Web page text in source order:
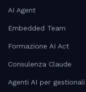
AI Agent
Embedded Team
Formazione AI Act
Consulenza Claude
Agenti AI per gestionali